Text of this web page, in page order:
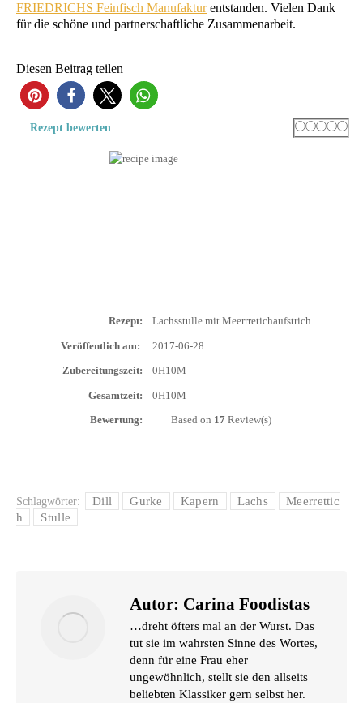
FRIEDRICHS Fein­fisch Manu­fak­turent­stan­den. Vie­len Dank
für die schö­ne und part­ner­schaft­li­che Zusammenarbeit.
Die­sen Bei­trag teilen
34
Rezept bewer­ten Rating
1 star
2 stars
3 stars
4 5
Rezept: Lachs­stul­le mit Meerrretichaufstrich
Ver­öf­fent­lich am: 2017-06-28
Zube­rei­tungs­zeit: 0H10M
Gesamt­zeit: 0H10M
Bewer­tung: Based on 17 Review(s)
Schlagwörter: Dill Gurke Kapern Lachs
Meerrettic
h
Stulle
Autor: Carina Foodistas
…dreht öfters mal an der Wurst. Das
tut sie im wahrsten Sinne des Wortes,
denn für eine Frau eher
ungewöhnlich, stellt sie den allseits
beliebten Klassiker gern selbst her.